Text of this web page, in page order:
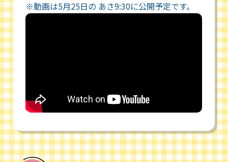
※動画は5月25日の あさ9:30に公開予定です。